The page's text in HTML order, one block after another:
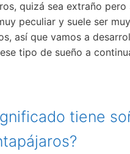
quizá sea extraño pero
peculiar y suele ser
así que vamos a
tipo de sueño a
tiene